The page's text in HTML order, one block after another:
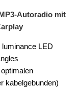
Autoradio mit
LED
kabelgebunden)